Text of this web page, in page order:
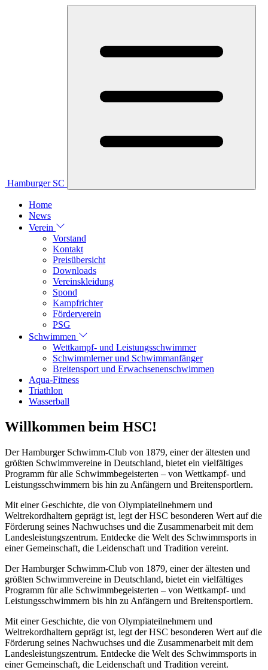
Hamburger SC
Home
News
Verein
Vorstand
Kontakt
Preisübersicht
Downloads
Vereinskleidung
Spond
Kampfrichter
Förderverein
PSG
Schwimmen
Wettkampf- und Leistungsschwimmer
Schwimmlerner und Schwimmanfänger
Breitensport und Erwachsenenschwimmen
Aqua-Fitness
Triathlon
Wasserball
Willkommen beim HSC!
Der Hamburger Schwimm-Club von 1879, einer der ältesten und
größten Schwimmvereine in Deutschland, bietet ein vielfältiges
Programm für alle Schwimmbegeisterten – von Wettkampf- und
Leistungsschwimmern bis hin zu Anfängern und Breitensportlern.
Mit einer Geschichte, die von Olympiateilnehmern und
Weltrekordhaltern geprägt ist, legt der HSC besonderen Wert auf die
Förderung seines Nachwuchses und die Zusammenarbeit mit dem
Landesleistungszentrum. Entdecke die Welt des Schwimmsports in
einer Gemeinschaft, die Leidenschaft und Tradition vereint.
Der Hamburger Schwimm-Club von 1879, einer der ältesten und
größten Schwimmvereine in Deutschland, bietet ein vielfältiges
Programm für alle Schwimmbegeisterten – von Wettkampf- und
Leistungsschwimmern bis hin zu Anfängern und Breitensportlern.
Mit einer Geschichte, die von Olympiateilnehmern und
Weltrekordhaltern geprägt ist, legt der HSC besonderen Wert auf die
Förderung seines Nachwuchses und die Zusammenarbeit mit dem
Landesleistungszentrum. Entdecke die Welt des Schwimmsports in
einer Gemeinschaft, die Leidenschaft und Tradition vereint.